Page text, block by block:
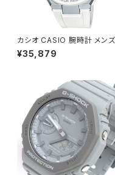
カシオ CASIO 腕時計 メン
ST-W300-7AJF G-
クォーツ シルバー ホワイト国
¥35,879